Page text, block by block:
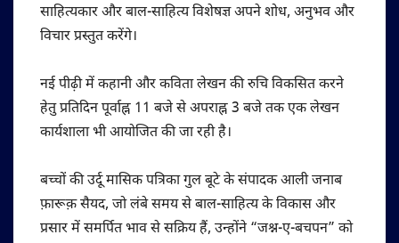
साहित्यकार और बाल-साहित्य विशेषज्ञ अपने शोध, अनुभव और
विचार प्रस्तुत करेंगे।
नई पीढ़ी में कहानी और कविता लेखन की रुचि विकसित करने
हेतु प्रतिदिन पूर्वाह्न 11 बजे से अपराह्न 3 बजे तक एक लेखन
कार्यशाला भी आयोजित की जा रही है।
बच्चों की उर्दू मासिक पत्रिका गुल बूटे के संपादक आली जनाब
फ़ारूक़ सैयद, जो लंबे समय से बाल-साहित्य के विकास और
प्रसार में समर्पित भाव से सक्रिय हैं, उन्होंने “जश्न-ए-बचपन” को